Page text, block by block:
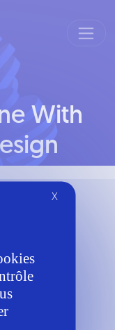
With
X